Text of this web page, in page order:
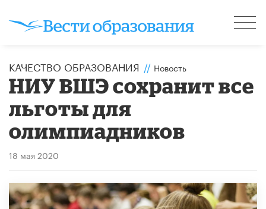
КАЧЕСТВО ОБРАЗОВАНИЯ // Новость
НИУ ВШЭ сохранит все
льготы для
олимпиадников
18 мая 2020